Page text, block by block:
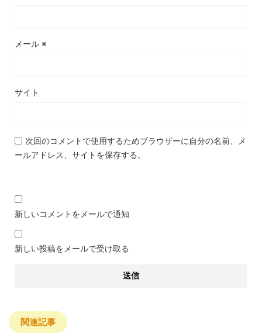
メール ※
サイト
次回のコメントで使用するためブラウザーに自分の名前、メ
ールアドレス、サイトを保存する。
新しいコメントをメールで通知
新しい投稿をメールで受け取る
関連記事